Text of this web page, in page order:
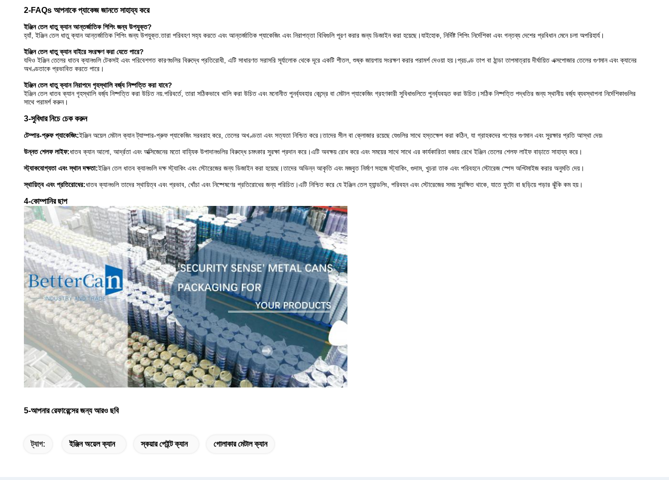
2-FAQs আপনাকে প্যাকেজ জানতে সাহায্য করে
ইঞ্জিন তেল ধাতু ক্যান আন্তর্জাতিক শিপিং জন্য উপযুক্ত?
হ্যাঁ, ইঞ্জিন তেল ধাতু ক্যান আন্তর্জাতিক শিপিং জন্য উপযুক্ত.তারা পরিবহণ সহ্য করতে এবং আন্তর্জাতিক প্যাকেজিং এবং নিরাপত্তা বিধিগুলি পূরণ করার জন্য ডিজাইন করা হয়েছে।যাইহোক, নির্দিষ্ট শিপিং নির্দেশিকা এবং গন্তব্য দেশের প্রবিধান মেনে চলা অপরিহার্য।
ইঞ্জিন তেল ধাতু ক্যান বাইরে সংরক্ষণ করা যেতে পারে?
যদিও ইঞ্জিন তেলের ধাতব ক্যানগুলি টেকসই এবং পরিবেশগত কারণগুলির বিরুদ্ধে প্রতিরোধী, এটি সাধারণত সরাসরি সূর্যালোক থেকে দূরে একটি শীতল, শুষ্ক জায়গায় সংরক্ষণ করার পরামর্শ দেওয়া হয়।প্রচণ্ড তাপ বা ঠান্ডা তাপমাত্রায় দীর্ঘায়িত এক্সপোজার তেলের গুণমান এবং ক্যানের
অখণ্ডতাকে প্রভাবিত করতে পারে।
ইঞ্জিন তেল ধাতু ক্যান নিরাপদে গৃহস্থালি বর্জ্য নিষ্পত্তি করা যাবে?
ইঞ্জিন তেল ধাতব ক্যান গৃহস্থালি বর্জ্য নিষ্পত্তি করা উচিত নয়.পরিবর্তে, তারা সঠিকভাবে খালি করা উচিত এবং মনোনীত পুনর্ব্যবহার কেন্দ্রে বা মেটাল প্যাকেজিং গ্রহণকারী সুবিধাগুলিতে পুনর্ব্যবহৃত করা উচিত।সঠিক নিষ্পত্তি পদ্ধতির জন্য স্থানীয় বর্জ্য ব্যবস্থাপনা নির্দেশিকাগুলির
সাথে পরামর্শ করুন।
3-সুবিধার নিচে চেক করুন
টেম্পার-প্রুফ প্যাকেজিং:ইঞ্জিন অয়েল মেটাল ক্যান ট্যাম্পার-প্রুফ প্যাকেজিং সরবরাহ করে, তেলের অখণ্ডতা এবং সত্যতা নিশ্চিত করে।তাদের সীল বা ক্লোজার রয়েছে যেগুলির সাথে হস্তক্ষেপ করা কঠিন, যা গ্রাহকদের পণ্যের গুণমান এবং সুরক্ষার প্রতি আস্থা দেয়৷
উন্নত শেলফ লাইফ:ধাতব ক্যান আলো, আর্দ্রতা এবং অক্সিজেনের মতো বাহ্যিক উপাদানগুলির বিরুদ্ধে চমৎকার সুরক্ষা প্রদান করে।এটি অবক্ষয় রোধ করে এবং সময়ের সাথে সাথে এর কার্যকারিতা বজায় রেখে ইঞ্জিন তেলের শেলফ লাইফ বাড়াতে সাহায্য করে।
স্ট্যাকযোগ্যতা এবং স্থান দক্ষতা:ইঞ্জিন তেল ধাতব ক্যানগুলি দক্ষ স্ট্যাকিং এবং স্টোরেজের জন্য ডিজাইন করা হয়েছে।তাদের অভিন্ন আকৃতি এবং মজবুত নির্মাণ সহজে স্ট্যাকিং, গুদাম, খুচরা তাক এবং পরিবহনে স্টোরেজ স্পেস অপ্টিমাইজ করার অনুমতি দেয়।
স্থায়িত্ব এবং প্রতিরোধের:ধাতব ক্যানগুলি তাদের স্থায়িত্ব এবং প্রভাব, খোঁচা এবং নিষ্পেষণের প্রতিরোধের জন্য পরিচিত।এটি নিশ্চিত করে যে ইঞ্জিন তেল হ্যান্ডলিং, পরিবহন এবং স্টোরেজের সময় সুরক্ষিত থাকে, যাতে ফুটো বা ছড়িয়ে পড়ার ঝুঁকি কম হয়।
4-কোম্পানির ছাপ